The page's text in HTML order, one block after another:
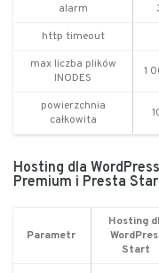
alarm
http timeout
max liczba plików
INODES
1
powierzchnia
całkowita
Hosting dla
Premium i Presta
Parametr
Hosting
Start